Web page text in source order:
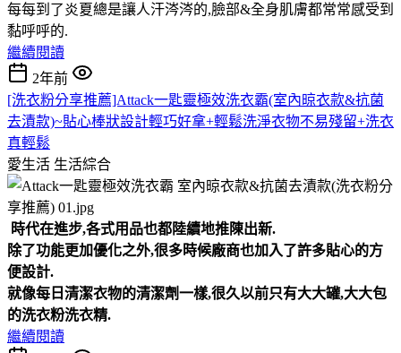
每每到了炎夏總是讓人汗涔涔的,臉部&全身肌膚都常常感受到
黏呼呼的.
繼續閱讀
2年前
[洗衣粉分享推薦]Attack一匙靈極效洗衣霸(室內晾衣款&抗菌
去漬款)~貼心棒狀設計輕巧好拿+輕鬆洗淨衣物不易殘留+洗衣
真輕鬆
愛生活 生活綜合
時代在進步,各式用品也都陸續地推陳出新.
除了功能更加優化之外,很多時候廠商也加入了許多貼心的方
便設計.
就像每日清潔衣物的清潔劑一樣,很久以前只有大大罐,大大包
的洗衣粉洗衣精.
繼續閱讀